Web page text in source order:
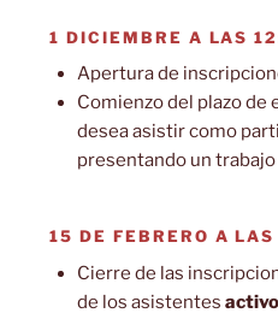
1 DICIEMBRE A LAS
Apertura de
Comienzo del plazo de
desea asistir como
presentando un
15 DE FEBRERO A
Cierre de las
de los asistentes